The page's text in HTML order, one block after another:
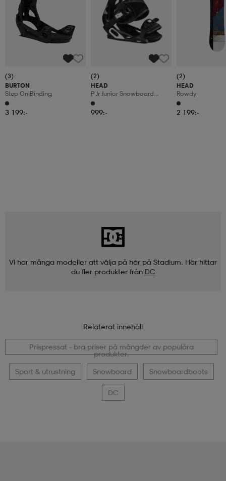
(3)
BURTON
Step On Binding
3 199:-
(2)
HEAD
P Jr Junior Snowboard
Binding
999:-
(2)
HEAD
Rowdy
2 199:-
Vi har många modeller att välja på här på Stadium. Här hittar
du fler produkter från DC
Relaterat innehåll
Prispressat - bra priser på mängder av populära
produkter.
Sport & utrustning Snowboard Snowboardboots
DC